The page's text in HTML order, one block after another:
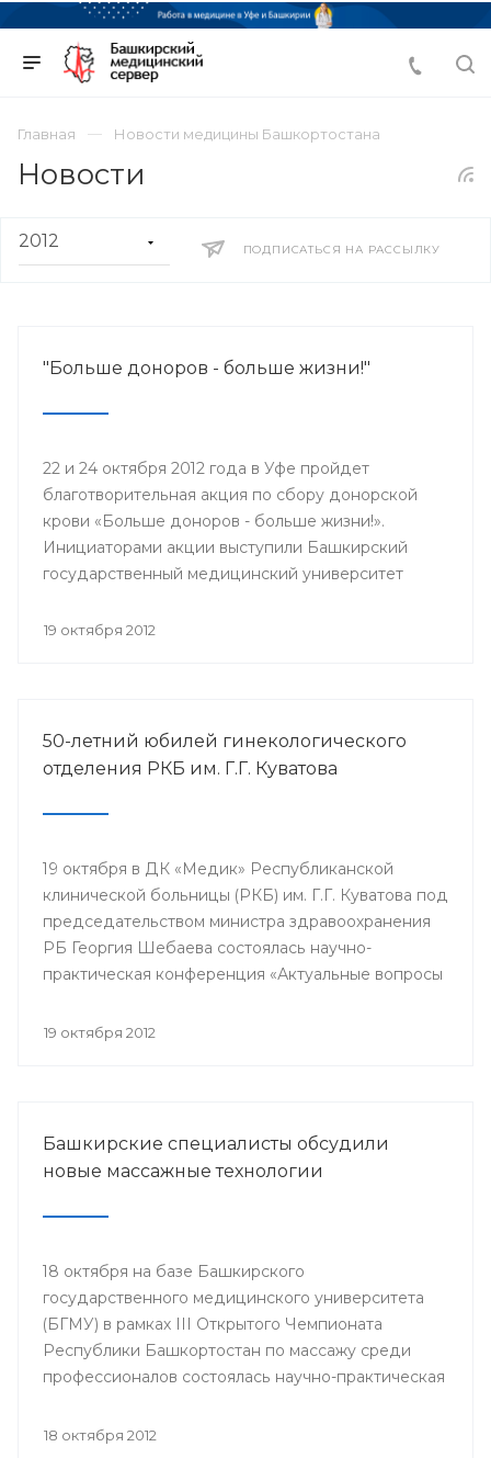
Главная Новости медицины Башкортостана
Новости
ПОДПИСАТЬСЯ НА РАССЫЛКУ
"Больше доноров - больше жизни!"
22 и 24 октября 2012 года в Уфе пройдет
благотворительная акция по сбору донорской
крови «Больше доноров - больше жизни!».
Инициаторами акции выступили Башкирский
государственный медицинский университет
переливания крови, профкомами БГМУ и УГНТУ.
19 октября 2012
50-летний юбилей гинекологического
отделения РКБ им. Г.Г. Куватова
19 октября в ДК «Медик» Республиканской
клинической больницы (РКБ) им. Г.Г. Куватова под
председательством министра здравоохранения
РБ Георгия Шебаева состоялась научно-
практическая конференция «Актуальные вопросы
летнему юбилею гинекологического отделения
19 октября 2012
Башкирские специалисты обсудили
новые массажные технологии
18 октября на базе Башкирского
государственного медицинского университета
(БГМУ) в рамках III Открытого Чемпионата
Республики Башкортостан по массажу среди
профессионалов состоялась научно-практическая
Мероприятие организовано «Ассоциацией
18 октября 2012